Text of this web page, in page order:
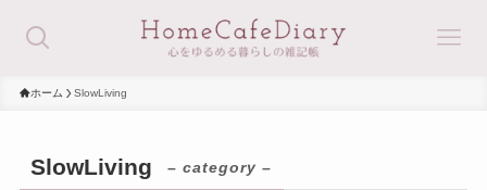
ホーム SlowLiving
SlowLiving – category –